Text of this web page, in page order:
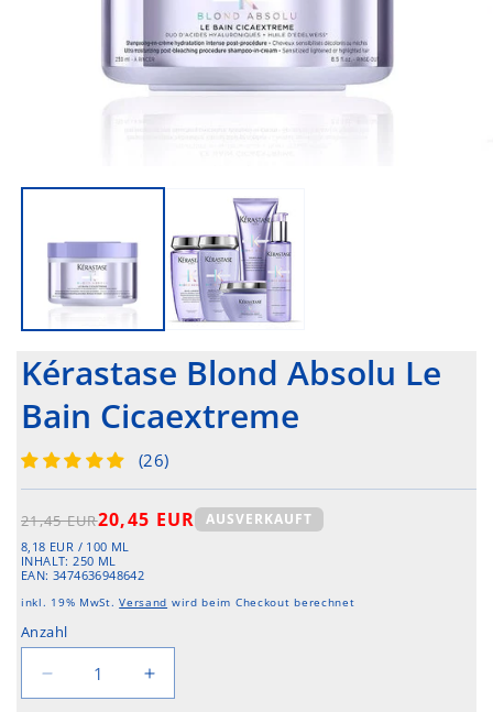
Kérastase Blond Absolu Le
Bain Cicaextreme
(26)
Normaler
Preis
21,45 EUR
Verkaufspreis
20,45 EUR AUSVERKAUFT
GRUNDPREIS
8,18 EUR / PRO
100 ML
INHALT: 250 ML
EAN: 3474636948642
inkl. 19% MwSt.Versand wird beim Checkout berechnet
Anzahl
Verringere
die
Erhöhe
die